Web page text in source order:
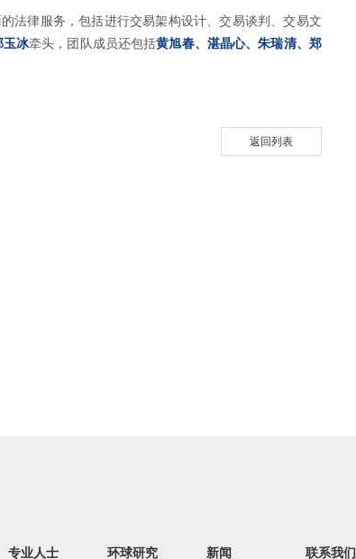
法律服务，包括进行交易架构设计、交易谈判、交易文
玉冰牵头，团队成员还包括黄旭春、湛晶心、朱瑞清、郑
返回列表
专业人士 环球研究 新闻 联系我们